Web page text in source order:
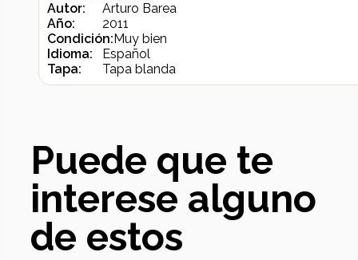
Autor:
Arturo Barea
Año:
2011
Condición:Muy bien
Idioma:
Español
Tapa:
Tapa blanda
Puede que te
interese alguno
de estos